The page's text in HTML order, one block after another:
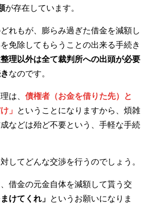
が存在しています。
れもが、膨らみ過ぎた借金を減額し
免除してもらうことの出来る手続き
理以外は全て裁判所への出頭が必要
なのです。
は、 債権者（お金を借りた先）と
」
ということになりますから、煩雑
などは殆ど不要という、手軽な手続
してどんな交渉を行うのでしょう。
借金の元金自体を減額して貰う交
けてくれ」 というお願いになりま